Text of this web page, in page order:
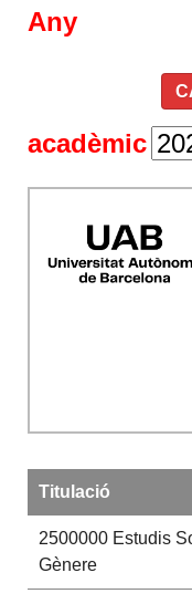
Any
acadèmic
Titulació
2500000Estudis
Gènere